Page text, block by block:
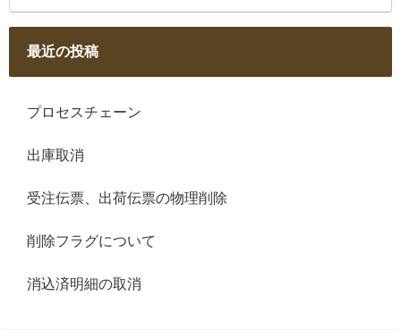
最近の投稿
プロセスチェーン
出庫取消
受注伝票、出荷伝票の物理削除
削除フラグについて
消込済明細の取消